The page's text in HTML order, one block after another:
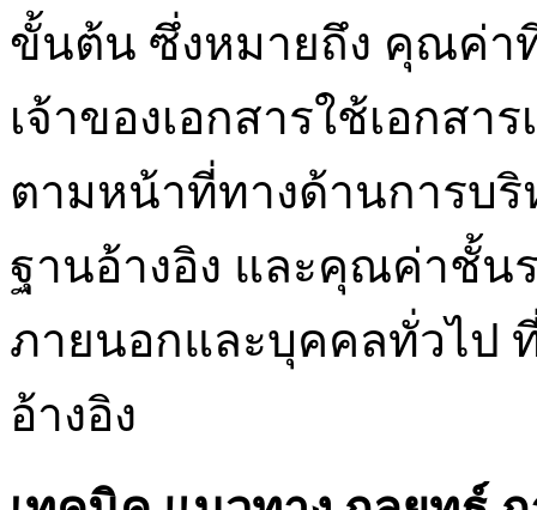
ขั้นต้น ซึ่งหมายถึง คุณค่า
เจ้าของเอกสารใช้เอกสา
ตามหน้าที่ทางด้านการบ
ฐานอ้างอิง และคุณค่าชั้
ภายนอกและบุคคลทั่วไป
อ้างอิง